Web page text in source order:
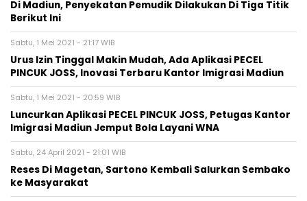
Di Madiun, Penyekatan Pemudik Dilakukan Di Tiga Titik
Berikut Ini
Sabtu, 1 Mei 2021 - 21:17 WIB
Urus Izin Tinggal Makin Mudah, Ada Aplikasi PECEL
PINCUK JOSS, Inovasi Terbaru Kantor Imigrasi Madiun
Sabtu, 1 Mei 2021 - 20:59 WIB
Luncurkan Aplikasi PECEL PINCUK JOSS, Petugas Kantor
Imigrasi Madiun Jemput Bola Layani WNA
Sabtu, 24 April 2021 - 21:01 WIB
Reses Di Magetan, Sartono Kembali Salurkan Sembako
ke Masyarakat